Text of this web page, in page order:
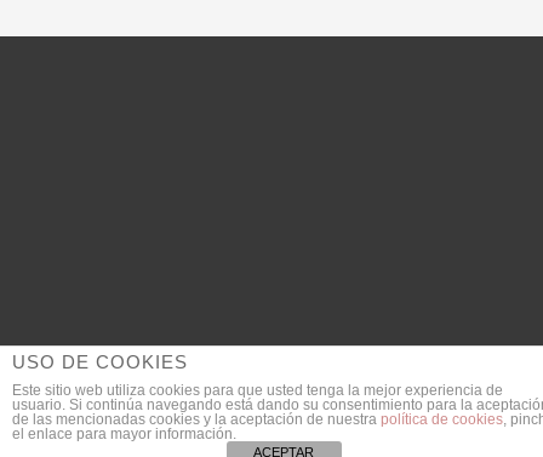
© 2018 DanieldeGarcia.com | Fotógrafo de Bodas
SEO Provided byJULIAN MACIAS
USO DE COOKIES
Este sitio web utiliza cookies para que usted tenga la mejor experiencia de
usuario. Si continúa navegando está dando su consentimiento para la
de las mencionadas cookies y la aceptación de nuestra política de cookies,
el enlace para mayor información.
ACEPTAR